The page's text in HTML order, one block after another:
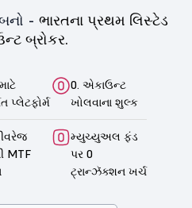
- ભારતના પ્રથમ લિસ્ટેડ
બ્રોકર.
પ્લેટફોર્મ
0. એકાઉન્ટ
ખોલવાના શુલ્ક
MTF
મ્યુચ્યુઅલ ફંડ
પર 0
ટ્રાન્ઝૅક્શન ખર્ચ